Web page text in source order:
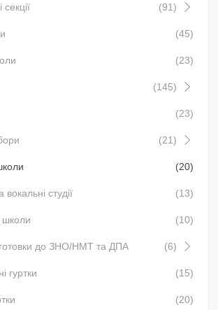
(91)
(45)
(23)
(145)
(23)
(21)
(20)
вокальні студії (13)
школи (10)
до ЗНО/НМТ та ДПА (6)
гуртки (15)
(20)